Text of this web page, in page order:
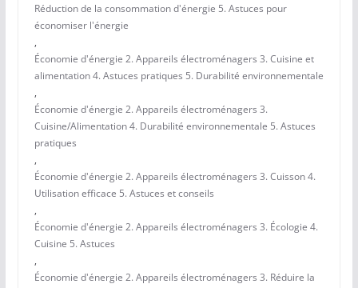
Réduction de la consommation d'énergie 5. Astuces pour
économiser l'énergie
,
Économie d'énergie 2. Appareils électroménagers 3. Cuisine et
alimentation 4. Astuces pratiques 5. Durabilité environnementale
,
Économie d'énergie 2. Appareils électroménagers 3.
Cuisine/Alimentation 4. Durabilité environnementale 5. Astuces
pratiques
,
Économie d'énergie 2. Appareils électroménagers 3. Cuisson 4.
Utilisation efficace 5. Astuces et conseils
,
Économie d'énergie 2. Appareils électroménagers 3. Écologie 4.
Cuisine 5. Astuces
,
Économie d'énergie 2. Appareils électroménagers 3. Réduire la